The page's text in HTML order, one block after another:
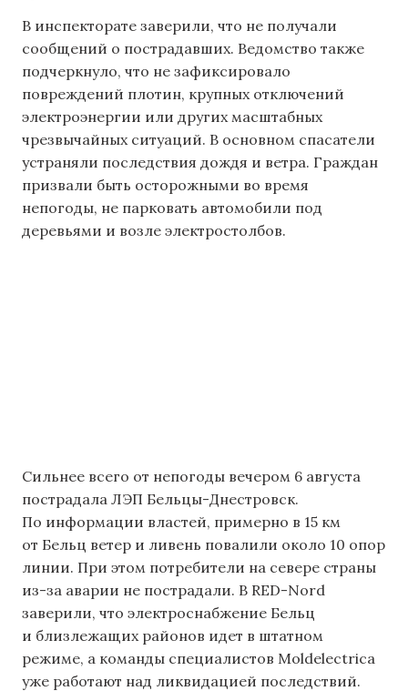
В инспекторате заверили, что не получали
сообщений о пострадавших. Ведомство также
подчеркнуло, что не зафиксировало
повреждений плотин, крупных отключений
электроэнергии или других масштабных
чрезвычайных ситуаций. В основном спасатели
устраняли последствия дождя и ветра. Граждан
призвали быть осторожными во время
непогоды, не парковать автомобили под
деревьями и возле электростолбов.
Сильнее всего от непогоды вечером 6 августа
пострадала ЛЭП Бельцы-Днестровск.
По информации властей, примерно в 15 км
от Бельц ветер и ливень повалили около 10 опор
линии. При этом потребители на севере страны
из-за аварии не пострадали. В RED-Nord
заверили, что электроснабжение Бельц
и близлежащих районов идет в штатном
режиме, а команды специалистов Moldelectrica
уже работают над ликвидацией последствий.